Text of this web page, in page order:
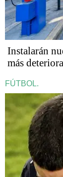
Instalarán
más
FÚTBOL.